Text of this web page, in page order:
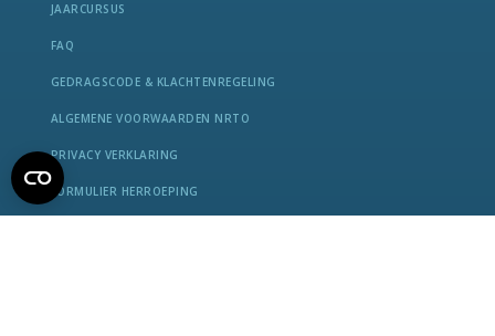
JAARCURSUS
FAQ
GEDRAGSCODE & KLACHTENREGELING
ALGEMENE VOORWAARDEN NRTO
PRIVACY VERKLARING
FORMULIER HERROEPING